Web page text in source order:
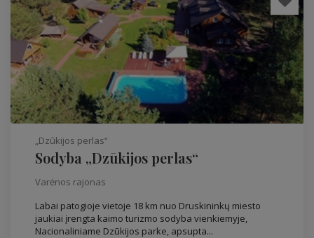
„Dzūkijos perlas“
Sodyba „Dzūkijos perlas“
Varėnos rajonas
Labai patogioje vietoje 18 km nuo Druskininkų miesto
jaukiai įrengta kaimo turizmo sodyba vienkiemyje,
Nacionaliniame Dzūkijos parke, apsupta...